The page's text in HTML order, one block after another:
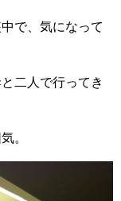
で、気になって
二人で行ってき
。